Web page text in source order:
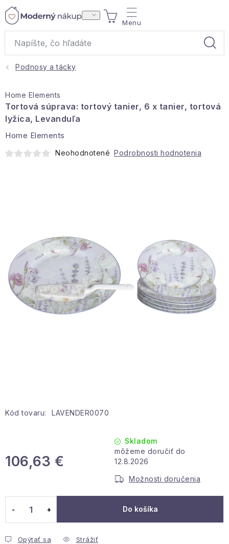
Prejsť
obsah
NÁKUPNÝ
KOŠÍK
Akcie a výpredaj
Darčeky
Čaje
Hobby a záhrada
Kolekcia
Zdravie a krása
Šport a outdoor
Podmienky ochrany osobných údajov
Obchodné podmienky
Info o nákupe
Rady a tipy Kontakty O nás
Podnosy a tácky
Kód tovaru: LAVENDER0070
106,63 €
Skladom
12.8.2026
Možnosti doručenia
Do košíka
Opýtať sa Strážiť
Home Elements
Tortová súprava: tortový tanier, 6 x tanier, tortová
lyžica, Levanduľa
Home Elements
Neohodnotené Podrobnosti hodnotenia